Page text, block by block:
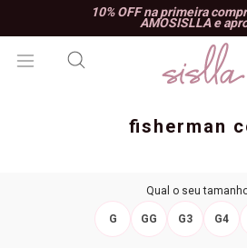
10% OFF na primeira
AMOSISLLA e
fisherman
Qual o seu
G GG G3 G4